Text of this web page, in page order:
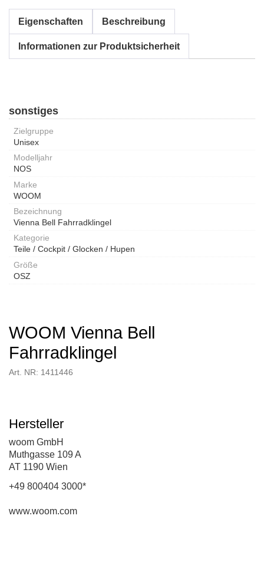
Eigenschaften Beschreibung
Informationen zur Produktsicherheit
sonstiges
Zielgruppe
Unisex
Modelljahr
NOS
Marke
WOOM
Bezeichnung
Vienna Bell Fahrradklingel
Kategorie
Teile / Cockpit / Glocken / Hupen
Größe
OSZ
WOOM Vienna Bell
Fahrradklingel
Art. NR: 1411446
Hersteller
woom GmbH
Muthgasse 109 A
AT 1190 Wien
+49 800404 3000*
www.woom.com